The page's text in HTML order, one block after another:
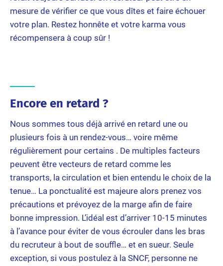
mesure de vérifier ce que vous dîtes et faire échouer
votre plan. Restez honnête et votre karma vous
récompensera à coup sûr !
Encore en retard ?
Nous sommes tous déjà arrivé en retard une ou
plusieurs fois à un rendez-vous… voire même
régulièrement pour certains . De multiples facteurs
peuvent être vecteurs de retard comme les
transports, la circulation et bien entendu le choix de la
tenue… La ponctualité est majeure alors prenez vos
précautions et prévoyez de la marge afin de faire
bonne impression. L’idéal est d’arriver 10-15 minutes
à l’avance pour éviter de vous écrouler dans les bras
du recruteur à bout de souffle… et en sueur. Seule
exception, si vous postulez à la SNCF, personne ne